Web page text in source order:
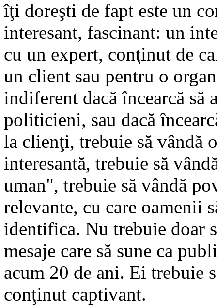
îţi doreşti de fapt este un
interesant, fascinant: un
cu un expert, conţinut de
un client sau pentru o
indiferent dacă încearcă să
politicieni, sau dacă
la clienţi, trebuie să vândă
interesantă, trebuie să
uman", trebuie să vândă
relevante, cu care oamenii
identifica. Nu trebuie doar
mesaje care să sune ca
acum 20 de ani. Ei trebuie
conţinut captivant.